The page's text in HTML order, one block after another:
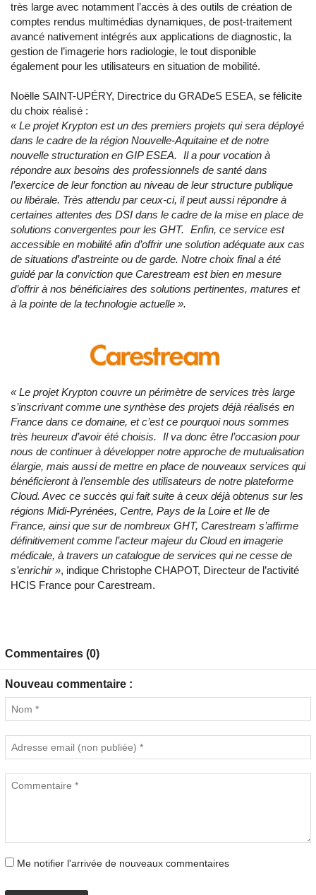
très large avec notamment l’accès à des outils de création de
comptes rendus multimédias dynamiques, de post-traitement
avancé nativement intégrés aux applications de diagnostic, la
gestion de l’imagerie hors radiologie, le tout disponible
également pour les utilisateurs en situation de mobilité.
Noëlle SAINT-UPÉRY, Directrice du GRADeS ESEA, se félicite
du choix réalisé :
« Le projet Krypton est un des premiers projets qui sera déployé
dans le cadre de la région Nouvelle-Aquitaine et de notre
nouvelle structuration en GIP ESEA. Il a pour vocation à
répondre aux besoins des professionnels de santé dans
l’exercice de leur fonction au niveau de leur structure publique
ou libérale. Très attendu par ceux-ci, il peut aussi répondre à
certaines attentes des DSI dans le cadre de la mise en place de
solutions convergentes pour les GHT. Enfin, ce service est
accessible en mobilité afin d’offrir une solution adéquate aux cas
de situations d’astreinte ou de garde. Notre choix final a été
guidé par la conviction que Carestream est bien en mesure
d’offrir à nos bénéficiaires des solutions pertinentes, matures et
à la pointe de la technologie actuelle ».
« Le projet Krypton couvre un périmètre de services très large
s’inscrivant comme une synthèse des projets déjà réalisés en
France dans ce domaine, et c’est ce pourquoi nous sommes
très heureux d’avoir été choisis. Il va donc être l’occasion pour
nous de continuer à développer notre approche de mutualisation
élargie, mais aussi de mettre en place de nouveaux services qui
bénéficieront à l’ensemble des utilisateurs de notre plateforme
Cloud. Avec ce succès qui fait suite à ceux déjà obtenus sur les
régions Midi-Pyrénées, Centre, Pays de la Loire et Ile de
France, ainsi que sur de nombreux GHT, Carestream s’affirme
définitivement comme l’acteur majeur du Cloud en imagerie
médicale, à travers un catalogue de services qui ne cesse de
s’enrichir », indique Christophe CHAPOT, Directeur de l’activité
HCIS France pour Carestream.
Commentaires (0)
Nouveau commentaire :
Me notifier l'arrivée de nouveaux commentaires